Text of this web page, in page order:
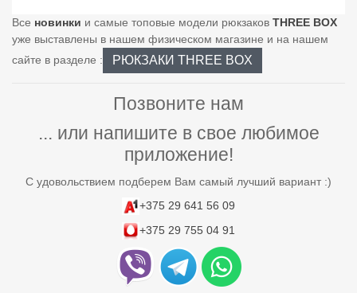
Все новинки и самые топовые модели рюкзаков THREE BOX
уже выставлены в нашем физическом магазине и на нашем
сайте в разделе :
РЮКЗАКИ THREE BOX
Позвоните нам
... или напишите в свое любимое
приложение!
С удовольствием подберем Вам самый лучший вариант :)
+375 29 641 56 09
+375 29 755 04 91